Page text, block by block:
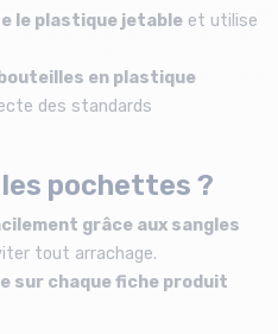
le plastique jetable et utilise
en plastique
des standards
pochettes ?
grâce aux sangles
tout arrachage.
sur chaque fiche produit